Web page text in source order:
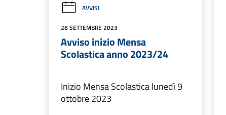
AVVISI
28 SETTEMBRE 2023
Avviso inizio Mensa
Scolastica anno 2023/24
Inizio Mensa Scolastica lunedì 9
ottobre 2023